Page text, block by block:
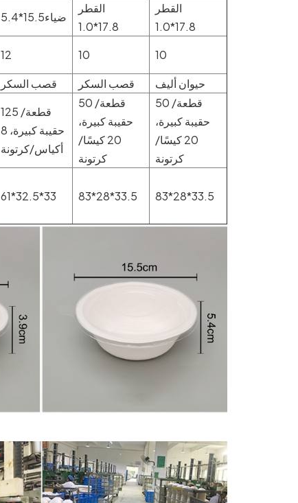
ضياء15.5*5.4
القطر
17.8*1.0
القطر
17.8*1.0
12 10
10
قصب السكر قصب السكر
حيوان أليف
125 قطعة/
حقيبة كبيرة، 8
أكياس/كرتونة
50 قطعة/
حقيبة كبيرة،
20 كيسًا/
كرتونة
50 قطعة/
حقيبة كبيرة،
20 كيسًا/
كرتونة
61*32.5*33 83*28*33.5 83*28*33.5